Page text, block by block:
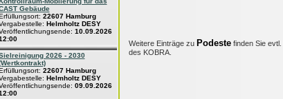
Gebäude
22607 Hamburg
Helmholtz DESY
10.09.2026
2026 - 2030
22607 Hamburg
Helmholtz DESY
09.09.2026
Weitere Einträge zu Podestefinden Sie evtl.
des KOBRA.